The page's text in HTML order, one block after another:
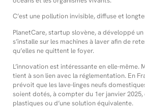
C’est une pollution invisible, diffuse et
PlanetCare, startup slovène, a développé
s’installe sur les machines à laver afin de
qu’elles ne quittent le foyer.
L’innovation est intéressante en elle-même.
tient à son lien avec la réglementation. En
prévoit que les lave-linges neufs
soient dotés, à compter du 1er janvier
plastiques ou d’une solution équivalente.